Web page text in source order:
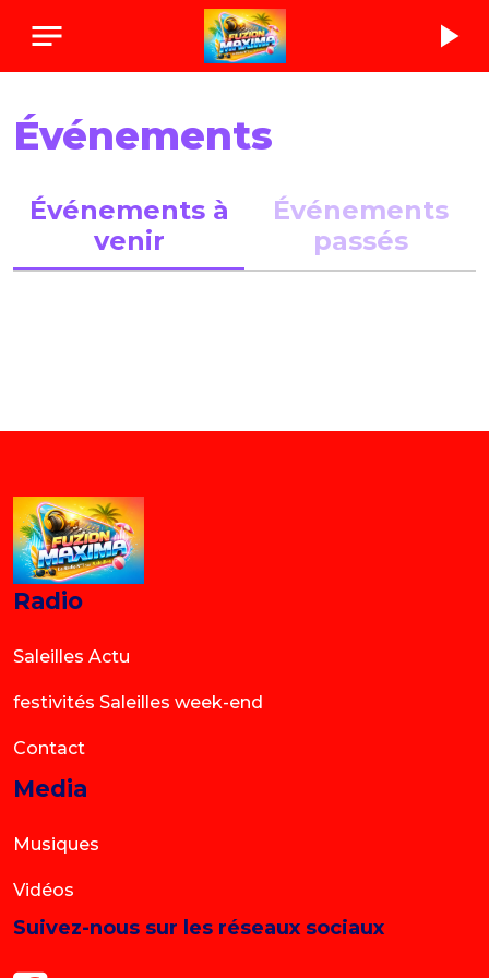
notes play_arrow
Événements
Événements à
venir
Événements
passés
Radio
Saleilles Actu
festivités Saleilles week-end
Contact
Media
Musiques
Vidéos
Suivez-nous sur les réseaux sociaux